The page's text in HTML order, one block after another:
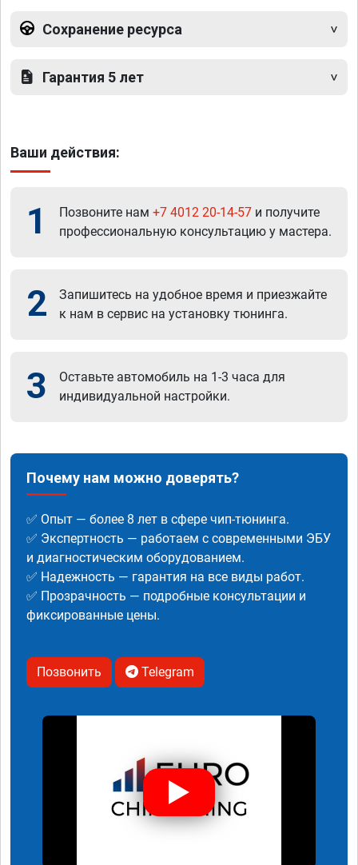
Сохранение ресурса
Гарантия 5 лет
Ваши действия:
1 Позвоните нам +7 4012 20-14-57 и получите
профессиональную консультацию у мастера.
2
Запишитесь на удобное время и приезжайте
к нам в сервис на установку тюнинга.
3
Оставьте автомобиль на 1-3 часа для
индивидуальной настройки.
Почему нам можно доверять?
✅ Опыт — более 8 лет в сфере чип-тюнинга.
✅ Экспертность — работаем с современными ЭБУ
и диагностическим оборудованием.
✅ Надежность — гарантия на все виды работ.
✅ Прозрачность — подробные консультации и
фиксированные цены.
Позвонить Telegram